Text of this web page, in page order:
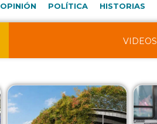
OPINIÓN POLÍTICA HISTORIAS
VIDEOS